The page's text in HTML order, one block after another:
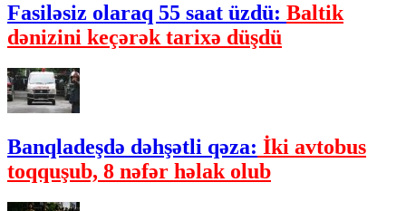
Fasiləsiz olaraq 55 saat üzdü: Baltik
dənizini keçərək tarixə düşdü
Banqladeşdə dəhşətli qəza: İki avtobus
toqquşub, 8 nəfər həlak olub